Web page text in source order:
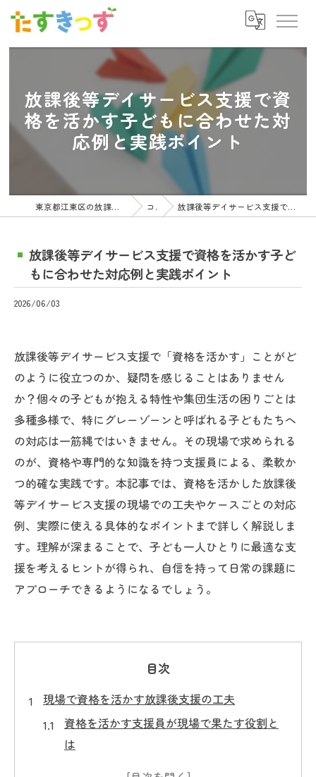
放課後等デイサービス支援で資
格を活かす子どもに合わせた対
応例と実践ポイント
東京都江東区の放課後等デイサービスの求人ならたすきっず コラム 放課後等デイサービス支援で資格を活かす子どもに合わせた対応例と実践ポイント
放課後等デイサービス支援で資格を活かす子ど
もに合わせた対応例と実践ポイント
2026/06/03
放課後等デイサービス支援で「資格を活かす」ことがど
のように役立つのか、疑問を感じることはありません
か？個々の子どもが抱える特性や集団生活の困りごとは
多種多様で、特にグレーゾーンと呼ばれる子どもたちへ
の対応は一筋縄ではいきません。その現場で求められる
のが、資格や専門的な知識を持つ支援員による、柔軟か
つ的確な実践です。本記事では、資格を活かした放課後
等デイサービス支援の現場での工夫やケースごとの対応
例、実際に使える具体的なポイントまで詳しく解説しま
す。理解が深まることで、子ども一人ひとりに最適な支
援を考えるヒントが得られ、自信を持って日常の課題に
アプローチできるようになるでしょう。
目次
現場で資格を活かす放課後支援の工夫
資格を活かす支援員が現場で果たす役割と
は
放課後等デイサービス支援内容に資格を活